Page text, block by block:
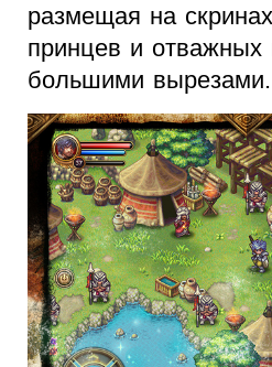
размещая на
принцев и отважных
большими вырезами.